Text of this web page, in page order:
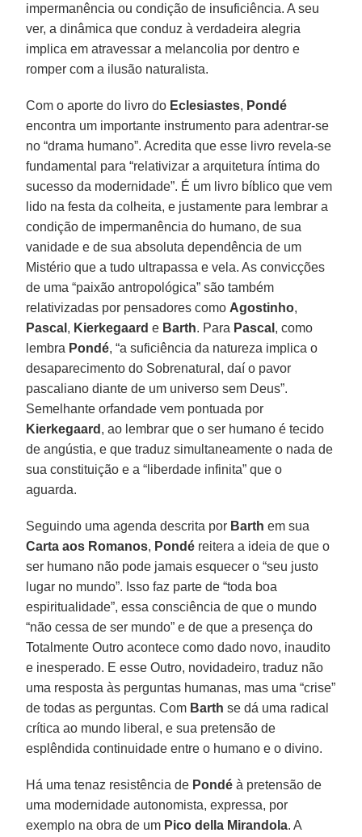
impermanência ou condição de insuficiência. A seu
ver, a dinâmica que conduz à verdadeira alegria
implica em atravessar a melancolia por dentro e
romper com a ilusão naturalista.
Com o aporte do livro do Eclesiastes, Pondé
encontra um importante instrumento para adentrar-se
no “drama humano”. Acredita que esse livro revela-se
fundamental para “relativizar a arquitetura íntima do
sucesso da modernidade”. É um livro bíblico que vem
lido na festa da colheita, e justamente para lembrar a
condição de impermanência do humano, de sua
vanidade e de sua absoluta dependência de um
Mistério que a tudo ultrapassa e vela. As convicções
de uma “paixão antropológica” são também
relativizadas por pensadores como Agostinho,
Pascal , Kierkegaard e Barth. Para Pascal , como
lembra Pondé, “a suficiência da natureza implica o
desaparecimento do Sobrenatural, daí o pavor
pascaliano diante de um universo sem Deus”.
Semelhante orfandade vem pontuada por
Kierkegaard , ao lembrar que o ser humano é tecido
de angústia, e que traduz simultaneamente o nada de
sua constituição e a “liberdade infinita” que o
aguarda.
Seguindo uma agenda descrita por Barth em sua
Carta aos Romanos, Pondé reitera a ideia de que o
ser humano não pode jamais esquecer o “seu justo
lugar no mundo”. Isso faz parte de “toda boa
espiritualidade”, essa consciência de que o mundo
“não cessa de ser mundo” e de que a presença do
Totalmente Outro acontece como dado novo, inaudito
e inesperado. E esse Outro, novidadeiro, traduz não
uma resposta às perguntas humanas, mas uma “crise”
de todas as perguntas. Com Barth se dá uma radical
crítica ao mundo liberal, e sua pretensão de
esplêndida continuidade entre o humano e o divino.
Há uma tenaz resistência de Pondé à pretensão de
uma modernidade autonomista, expressa, por
exemplo na obra de um Pico della Mirandola. A